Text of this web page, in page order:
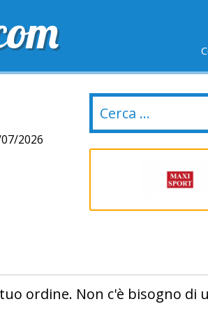
NUOVI NEGOZI
2026
ordine. Non c'è bisogno di